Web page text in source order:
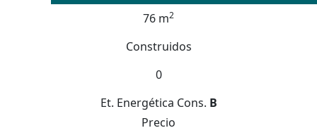
76 m2
Construidos
0
Et. Energética Cons. B
Precio